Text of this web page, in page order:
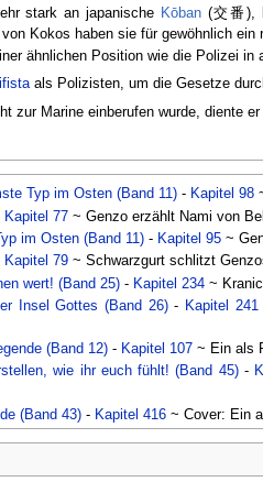
stark an japanische Kōban(交番),
Kokos haben sie für gewöhnlich ein
ähnlichen Position wie die Polizei in
als Polizisten, um die Gesetze
zur Marine einberufen wurde, diente
Typ im Osten (Band 11)- Kapitel 98
Kapitel 77~ Genzo erzählt Nami von
im Osten (Band 11)- Kapitel 95~
Kapitel 79~ Schwarzgurt schlitzt
wert! (Band 25)- Kapitel 234~
Insel Gottes (Band 26)- Kapitel 241
(Band 12)- Kapitel 107~ Ein als
wie ihr euch fühlt! (Band 45)-
(Band 43)- Kapitel 416~ Cover: Ein
~ Sanji & Muten-Roshi als Sheriffs